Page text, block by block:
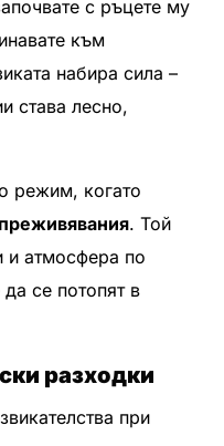
с ръцете му
към
набира сила –
става лесно,
режим, когато
. Той
и атмосфера по
се потопят в
разходки
при